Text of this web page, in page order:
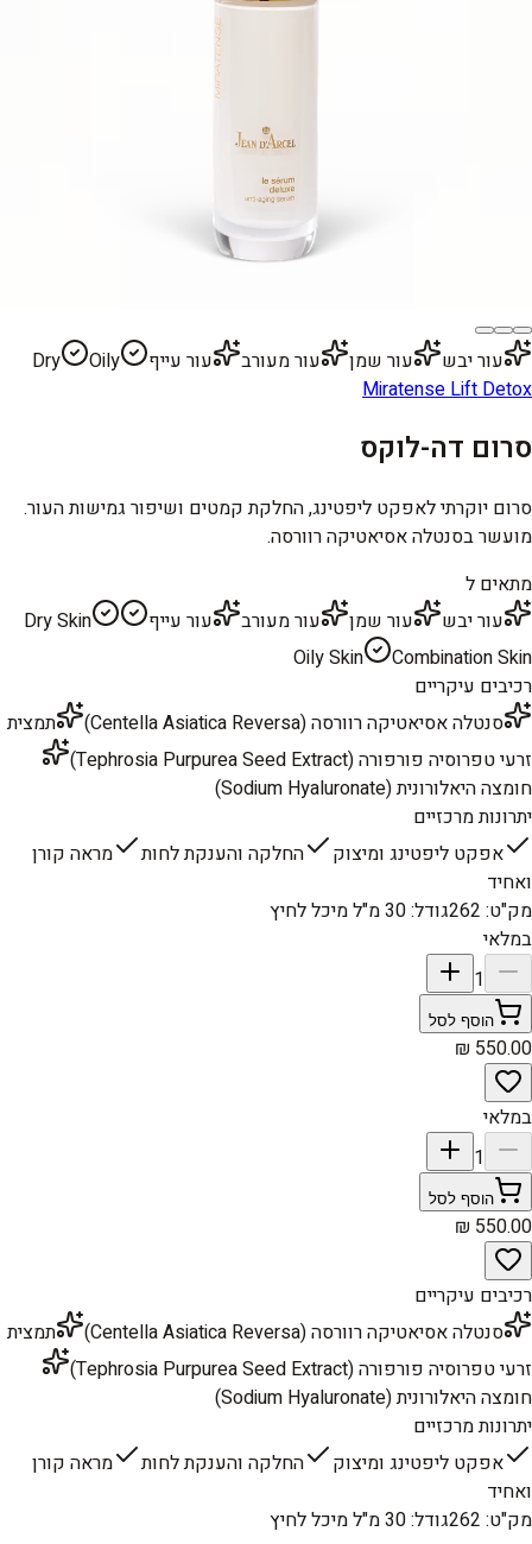
עור יבש עור שמן עור מעורב עור עייף Dry
Oily
Miratense Lift Detox
סרום דה-לוקס
סרום יוקרתי לאפקט ליפטינג, החלקת קמטים ושיפור גמישות העור.
מועשר בסנטלה אסיאטיקה רוורסה.
מתאים ל
עור יבש
עור שמן עור מעורב עור עייף
Dry Skin
Oily Skin
Combination Skin
רכיבים עיקריים
סנטלה אסיאטיקה רוורסה (Centella Asiatica Reversa)
תמצית
זרעי טפרוסיה פורפורה (Tephrosia Purpurea Seed Extract)
חומצה היאלורונית (Sodium Hyaluronate)
יתרונות מרכזיים
אפקט ליפטינג ומיצוק
החלקה והענקת לחות
מראה קורן
ואחיד
מק"ט:
262גודל:30 מ"ל מיכל לחיץ
במלאי
1
הוסף לסל
במלאי
1
הוסף לסל
רכיבים עיקריים
סנטלה אסיאטיקה רוורסה (Centella Asiatica Reversa)
תמצית
זרעי טפרוסיה פורפורה (Tephrosia Purpurea Seed Extract)
חומצה היאלורונית (Sodium Hyaluronate)
יתרונות מרכזיים
אפקט ליפטינג ומיצוק
החלקה והענקת לחות
מראה קורן
ואחיד
מק"ט:
262גודל:30 מ"ל מיכל לחיץ